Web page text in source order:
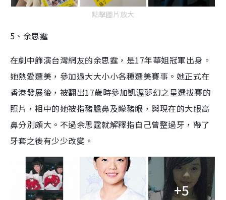
點擊圖片放大
5 、余思霆
在劇中飾演台灣網友的余思霆，是17年華姐冠軍出身。
她熱愛選美，參加過大大小小各種選美賽事。她正式在
香港發展後，被翻出17歲時參加凱渥夢幻之星選拔賽的
照片，相中的她被指豬膽鼻及矇豬眼，與現在的大眼高
鼻分別頗大。不過余思霆就解釋指自己曾整過牙，帶了
牙套之後有少少改變。
+5